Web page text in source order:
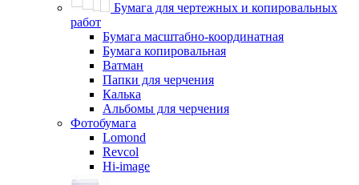
Бумага для чертежных и копировальных
работ
Бумага масштабно-координатная
Бумага копировальная
Ватман
Папки для черчения
Калька
Альбомы для черчения
Фотобумага
Lomond
Revcol
Hi-image